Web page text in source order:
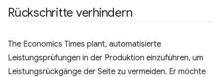
Rückschritte verhindern
The Economics Times plant, automatisierte
Leistungsprüfungen in der Produktion einzuführen, um
Leistungsrückgänge der Seite zu vermeiden. Er möchte